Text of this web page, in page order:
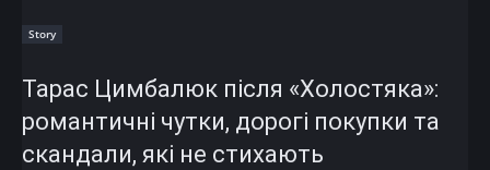
Story
Тарас Цимбалюк після «Холостяка»:
романтичні чутки, дорогі покупки та
скандали, які не стихають